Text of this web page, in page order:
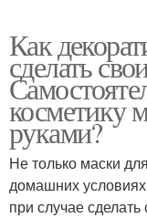
Как
сделать
косметику
руками?
Не только маски
домашних
при случае